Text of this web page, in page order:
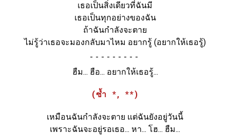
เธอเป็นสิ่งเดียวที่ฉันมี
เธอเป็นทุกอย่างของฉัน
ถ้าฉันกำลังจะตาย
ไม่รู้ว่าเธอจะมองกลับมาไหม อยากรู้ (อยากให้เธอรู้)
-
ฮืม... ฮือ... อยากให้เธอรู้...
(ซ้ำ *, **)
เหมือนฉันกำลังจะตาย แต่ฉันยังอยู่วันนี้
เพราะฉันจะอยู่รอเธอ... หา... โฮ... ฮืม...